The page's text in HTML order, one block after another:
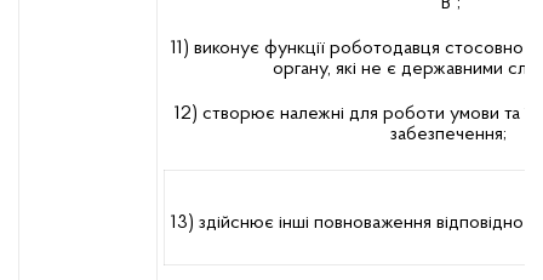
11) виконує функції роботодавця стосовно
органу, які не є державними
12) створює належні для роботи умови та їх
забезпечення;
13) здійснює інші повноваження відповідно